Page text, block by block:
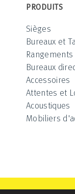
PRODUITS
Sièges
Bureaux et
Rangements
Bureaux
Accessoires
Attentes et
Acoustiques
Mobiliers